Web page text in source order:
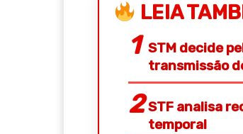
LEIA
STM decide
transmissão
STF analisa
temporal